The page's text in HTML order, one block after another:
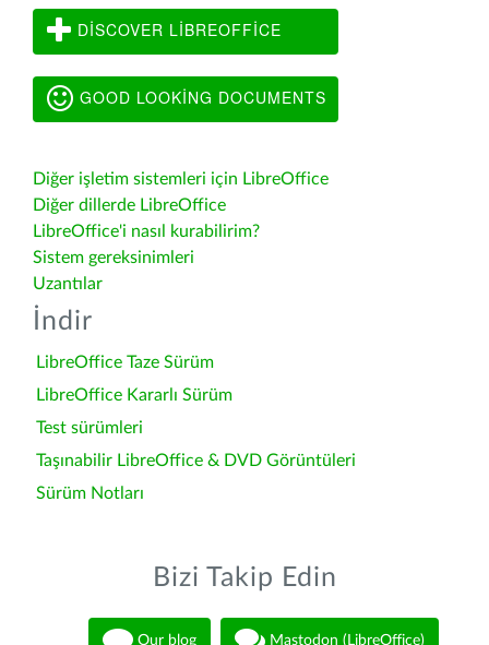
DISCOVER LIBREOFFICE
GOOD LOOKING DOCUMENTS
Diğer işletim sistemleri için LibreOffice
Diğer dillerde LibreOffice
LibreOffice'i nasıl kurabilirim?
Sistem gereksinimleri
Uzantılar
İndir
LibreOffice Taze Sürüm
LibreOffice Kararlı Sürüm
Test sürümleri
Taşınabilir LibreOffice & DVD Görüntüleri
Sürüm Notları
Bizi Takip Edin
Our blog Mastodon (LibreOffice)